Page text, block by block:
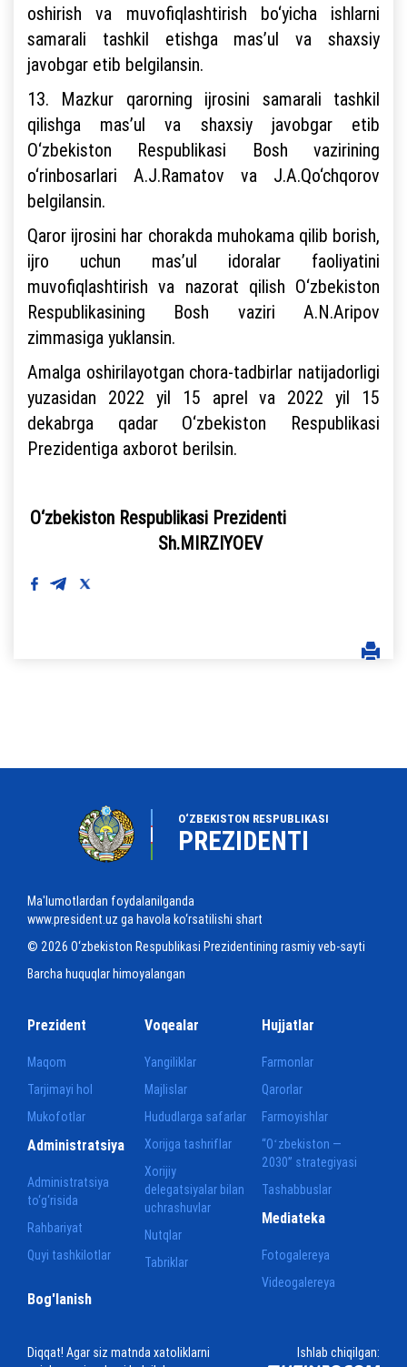
oshirish va muvofiqlashtirish bo‘yicha ishlarni
samarali tashkil etishga mas’ul va shaxsiy
javobgar etib belgilansin.
13. Mazkur qarorning ijrosini samarali tashkil
qilishga mas’ul va shaxsiy javobgar etib
O‘zbekiston Respublikasi Bosh vazirining
o‘rinbosarlari A.J.Ramatov va J.A.Qo‘chqorov
belgilansin.
Qaror ijrosini har chorakda muhokama qilib borish,
ijro uchun mas’ul idoralar faoliyatini
muvofiqlashtirish va nazorat qilish O‘zbekiston
Respublikasining Bosh vaziri A.N.Aripov
zimmasiga yuklansin.
Amalga oshirilayotgan chora-tadbirlar natijadorligi
yuzasidan 2022 yil 15 aprel va 2022 yil 15
dekabrga qadar O‘zbekiston Respublikasi
Prezidentiga axborot berilsin.
O‘zbekiston Respublikasi Prezidenti
Sh.MIRZIYOEV
O‘ZBEKISTON RESPUBLIKASI
PREZIDENTI
Ma'lumotlardan foydalanilganda
www.president.uz ga havola ko‘rsatilishi shart
© 2026 O‘zbekiston Respublikasi Prezidentining rasmiy veb-sayti
Barcha huquqlar himoyalangan
Prezident
Maqom
Tarjimayi hol
Mukofotlar
Voqealar
Yangiliklar
Majlislar
Hududlarga safarlar
Xorijga tashriflar
Xorijiy
delegatsiyalar bilan
uchrashuvlar
Nutqlar
Tabriklar
Hujjatlar
Farmonlar
Qarorlar
Farmoyishlar
“Oʻzbekiston —
2030” strategiyasi
Tashabbuslar
Administratsiya
Administratsiya
to‘g‘risida
Rahbariyat
Quyi tashkilotlar
Mediateka
Fotogalereya
Videogalereya
Bog'lanish
Diqqat! Agar siz matnda xatoliklarni
Ishlab chiqilgan: